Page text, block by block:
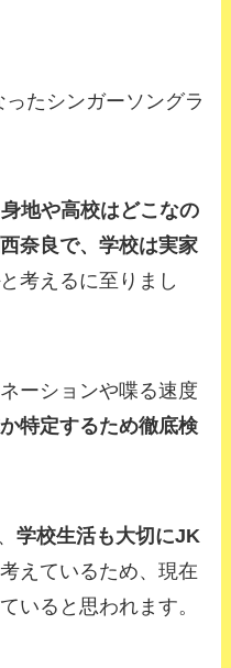
ったシンガーソングラ
地や高校はどこなの
奈良で、学校は実家
と考えるに至りまし
ーションや喋る速度
特定するため徹底検
学校生活も大切にJK
えているため、現在
いると思われます。